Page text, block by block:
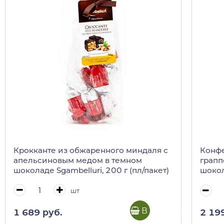
Крокканте из обжаренного миндаля с
апельсиновым медом в темном
шоколаде Sgambelluri, 200 г (пл/пакет)
шт
1 689 руб. В корзину 2